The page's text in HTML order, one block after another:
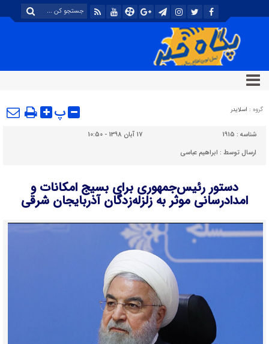
گروه : اسلایدر پ
شناسه : 1915
17 آبان 1398 - 10:50
ارسال توسط : ابراهیم عباسی
دستور رئیس‌جمهوری برای بسیج امکانات و
امدادرسانی موثر به زلزله‌زدگان آذربایجان شرقی